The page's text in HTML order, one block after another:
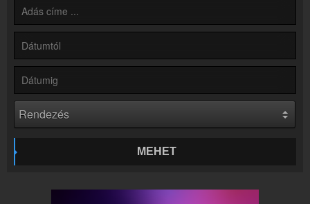
Hírek
Rádió 1 Eger - Gyöngyös - Hatvan kapcsolatos hírek
Kapcsolat
Partnerek
Rádió beágyazás
Ágyazd be weboldaladba
Online rádió készítés MEHET